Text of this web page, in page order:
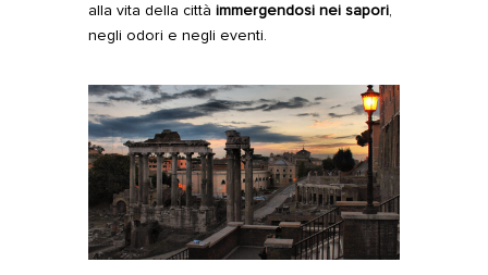
alla vita della città immergendosi nei sapori,
negli odori e negli eventi.